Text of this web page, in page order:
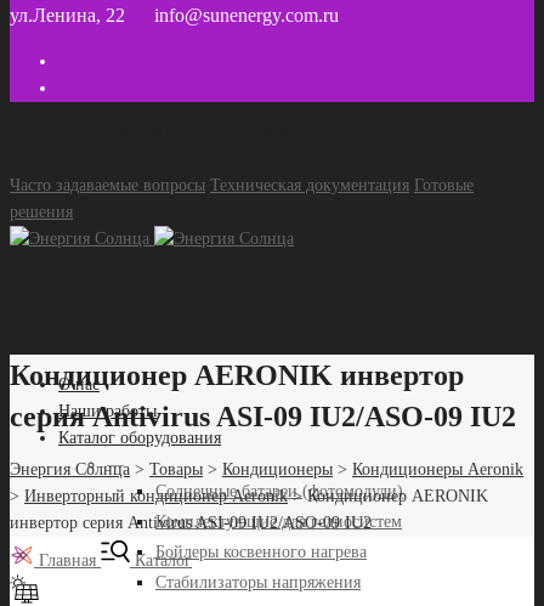
ул.Ленина, 22
info@sunenergy.com.ru
Часто задаваемые вопросы Техническая документация Готовые
решения
О нас
Наши работы
Каталог оборудования
—
Солнечные батареи (фотомодули)
Комплектующие для гелиосистем
Бойлеры косвенного нагрева
Стабилизаторы напряжения
Кондиционер AERONIK инвертор
серия Antivirus ASI-09 IU2/ASO-09 IU2
Энергия Солнца > Товары > Кондиционеры > Кондиционеры Aeronik
> Инверторный кондиционер Aeronik>Кондиционер AERONIK
инвертор серия Antivirus ASI-09 IU2/ASO-09 IU2
Главная Каталог